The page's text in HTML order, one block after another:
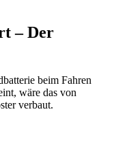
– Der
beim Fahren
wäre das von
verbaut.